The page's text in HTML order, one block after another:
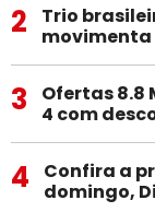
2
Trio
movimenta
3
Ofertas 8.8
4 com
4
Confira a
domingo,